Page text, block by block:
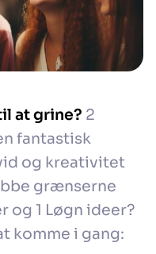
at grine? 2
fantastisk
og kreativitet
grænserne
og 1 Løgn ideer?
komme i gang: